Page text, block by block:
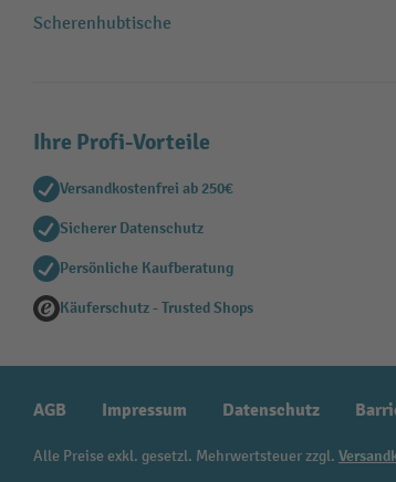
Scherenhubtische
Ihre Profi-Vorteile
Versandkostenfrei ab 250€
Sicherer Datenschutz
Persönliche Kaufberatung
Käuferschutz - Trusted Shops
AGB Impressum Datenschutz
Alle Preise exkl. gesetzl. Mehrwertsteuer zzgl.